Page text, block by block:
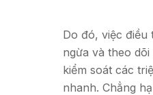
Do đó, việc
ngừa và theo
kiểm soát các
nhanh. Chẳng